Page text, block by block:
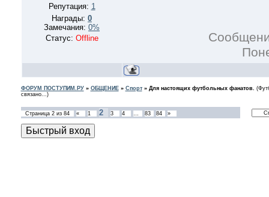
Репутация: 1
Награды: 0
Замечания: 0%
Статус: Offline
ФОРУМ ПОСТУПИМ.РУ» ОБЩЕНИЕ» Спорт» Для настоящих футбольных фанатов.
связано...)
Страница 2из 84 « 1 2 3 4 … 83 84 »